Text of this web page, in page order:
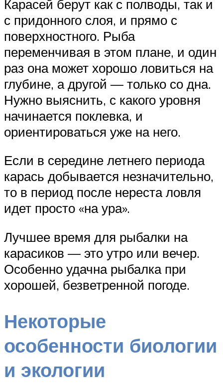
Карасей берут как с полводы, так и
с придонного слоя, и прямо с
поверхностного. Рыба
переменчивая в этом плане, и один
раз она может хорошо ловиться на
глубине, а другой — только со дна.
Нужно выяснить, с какого уровня
начинается поклевка, и
ориентироваться уже на него.
Если в середине летнего периода
карась добывается незначительно,
то в период после нереста ловля
идет просто «на ура».
Лучшее время для рыбалки на
карасиков — это утро или вечер.
Особенно удачна рыбалка при
хорошей, безветренной погоде.
Некоторые
особенности биологии
и экологии